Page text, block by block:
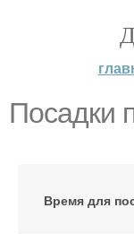
Посадки
Время для